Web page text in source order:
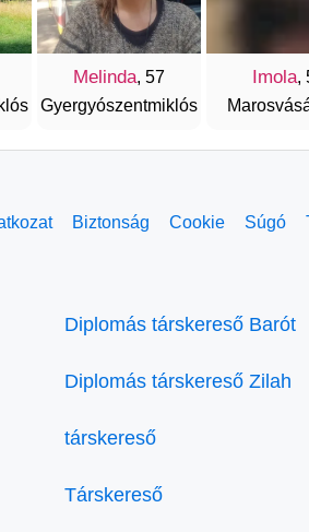
Melinda, 57
Gyergyószentmiklós
Imola,
Biztonság Cookie Súgó
Diplomás társkereső Barót
Diplomás társkereső Zilah
társkereső
Társkereső